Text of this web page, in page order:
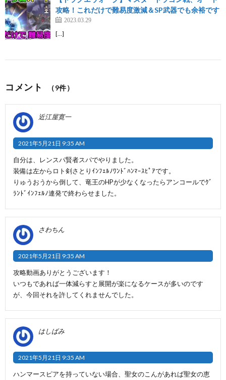
攻略！これだけで難易度激減＆SP武器でも余裕です
2023.03.29
[…]
コメント （9件）
近江屋寛一
2021年5月21日 9:35 AM
自分は、レンスパ賢者スパでやりました。
装備は左からロト剣さとりｲﾝﾌｪﾙﾉﾜﾝﾄﾞﾊﾝﾏｰｽﾋﾟｱです。
りゅうおうから倒して、竜王のHPが少なくなったらアンコールでｸﾞ
ﾗﾝﾄﾞｲﾝﾌｪﾙﾉ連発で終わらせました。
さわちん
2021年5月21日 9:35 AM
攻略動画ありがとうございます！
いつもであれば一体減らすと展開が楽になるケースが多いのです
が、今回それを許してくれませんでした。
はしばみ
2021年5月21日 9:35 AM
ハンマースピアを持っていない場合、聖女のこんがあれば聖女の恵